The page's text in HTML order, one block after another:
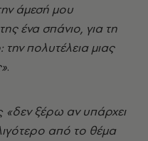
άμεσή μου
ένα σπάνιο, για τη
πολυτέλεια μιας
.
«δεν ξέρω αν υπάρχει
από το θέμα